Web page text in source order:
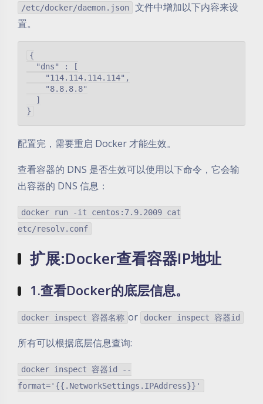
/etc/docker/daemon.json
文件中增加以下内容来设
置。
{
  "dns" : [
    "114.114.114.114",
    "8.8.8.8"
  ]
配置完，需要重启 Docker 才能生效。
查看容器的 DNS 是否生效可以使用以下命令，它会输
出容器的 DNS 信息：
docker run -it centos:7.9.2009 cat
etc/resolv.conf
扩展:Docker查看容器IP地址
1.查看Docker的底层信息。
docker inspect 容器名称 or docker inspect 容器id
所有可以根据底层信息查询:
docker inspect 容器id --
format='{{.NetworkSettings.IPAddress}}'